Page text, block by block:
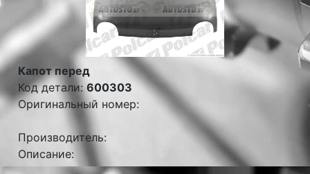
Капот перед
Код детали: 600303
Оригинальный номер:
Производитель:
Описание: